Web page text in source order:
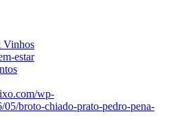
Vinhos
estar
wp-
05/broto-chiado-prato-pedro-pena-